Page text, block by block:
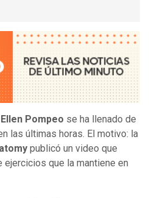
Ellen Pompeo se ha llenado de
las últimas horas. El motivo: la
publicó un video que
ejercicios que la mantiene en